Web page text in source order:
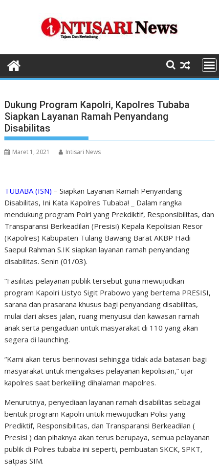
Dukung Program Kapolri, Kapolres Tubaba
Siapkan Layanan Ramah Penyandang
Disabilitas
Maret 1, 2021 Intisari News
TUBABA (ISN) – Siapkan Layanan Ramah Penyandang
Disabilitas, Ini Kata Kapolres Tubaba! _ Dalam rangka
mendukung program Polri yang Prekdiktif, Responsibilitas, dan
Transparansi Berkeadilan (Presisi) Kepala Kepolisian Resor
(Kapolres) Kabupaten Tulang Bawang Barat AKBP Hadi
Saepul Rahman S.IK siapkan layanan ramah penyandang
disabilitas. Senin (01/03).
“Fasilitas pelayanan publik tersebut guna mewujudkan
program Kapolri Listyo Sigit Prabowo yang bertema PRESISI,
sarana dan prasarana khusus bagi penyandang disabilitas,
mulai dari akses jalan, ruang menyusui dan kawasan ramah
anak serta pengaduan untuk masyarakat di 110 yang akan
segera di launching.
“Kami akan terus berinovasi sehingga tidak ada batasan bagi
masyarakat untuk mengakses pelayanan kepolisian,” ujar
kapolres saat berkeliling dihalaman mapolres.
Menurutnya, penyediaan layanan ramah disabilitas sebagai
bentuk program Kapolri untuk mewujudkan Polisi yang
Prediktif, Responsibilitas, dan Transparansi Berkeadilan (
Presisi ) dan pihaknya akan terus berupaya, semua pelayanan
publik di Polres tubaba ini seperti, pembuatan SKCK, SPKT,
satpas SIM.